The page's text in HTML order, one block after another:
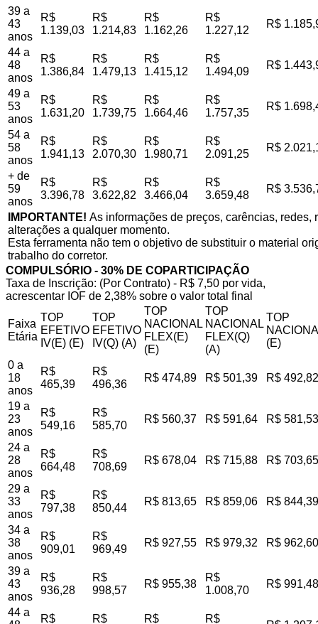
39 a
43
anos
R$
1.139,03
R$
1.214,83
R$
1.162,26
R$
1.227,12
R$
44 a
48
anos
R$
1.386,84
R$
1.479,13
R$
1.415,12
R$
1.494,09
R$
49 a
53
anos
R$
1.631,20
R$
1.739,75
R$
1.664,46
R$
1.757,35
R$
54 a
58
anos
R$
1.941,13
R$
2.070,30
R$
1.980,71
R$
2.091,25
R$
+ de
59
anos
R$
3.396,78
R$
3.622,82
R$
3.466,04
R$
3.659,48
R$
IMPORTANTE! As informações de preços, carências,
alterações a qualquer momento.
Esta ferramenta não tem o objetivo de substituir o material
trabalho do corretor.
COMPULSÓRIO - 30% DE COPARTICIPAÇÃO
Taxa de Inscrição: (Por Contrato) - R$ 7,50 por vida,
acrescentar IOF de 2,38% sobre o valor total final
Faixa
Etária
TOP
EFETIVO
IV(E) (E)
TOP
EFETIVO
IV(Q) (A)
TOP
NACIONAL
FLEX(E)
(E)
TOP
NACIONAL
FLEX(Q)
(A)
TOP
(E)
0 a
18
anos
R$
465,39
R$
496,36
R$ 474,89 R$ 501,39 R$ 492,82
19 a
23
anos
R$
549,16
R$
585,70
R$ 560,37 R$ 591,64 R$ 581,53
24 a
28
anos
R$
664,48
R$
708,69
R$ 678,04 R$ 715,88 R$ 703,65
29 a
33
anos
R$
797,38
R$
850,44
R$ 813,65 R$ 859,06 R$ 844,39
34 a
38
anos
R$
909,01
R$
969,49
R$ 927,55 R$ 979,32 R$ 962,60
39 a
43
anos
R$
936,28
R$
998,57
R$ 955,38
R$
1.008,70
R$ 991,48
44 a
R$
R$
R$
R$